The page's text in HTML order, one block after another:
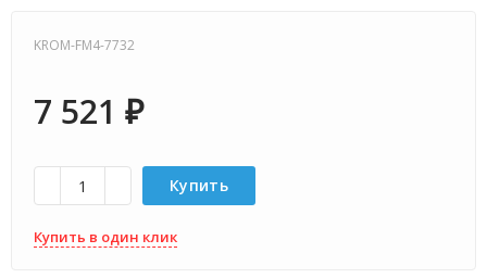
KROM-FM4-7732
7 521 ₽
Купить
Купить в один клик